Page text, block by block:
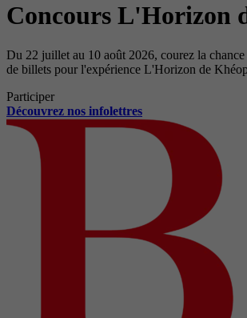
Concours L'Horizon
Du 22 juillet au 10 août 2026, courez la chance
de billets pour l'expérience L'Horizon de
Participer
Découvrez nos infolettres